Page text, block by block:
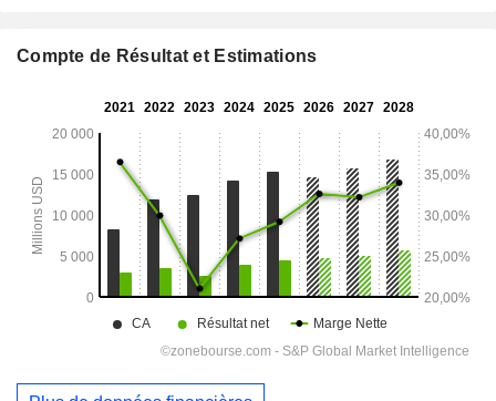
Compte de Résultat et Estimations